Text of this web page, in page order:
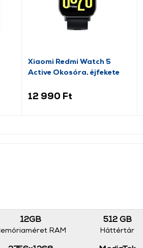
Xiaomi Redmi Watch 5
Active Okosóra, éjfekete
12 990 Ft
12GB
RAM
512 GB
Háttértár